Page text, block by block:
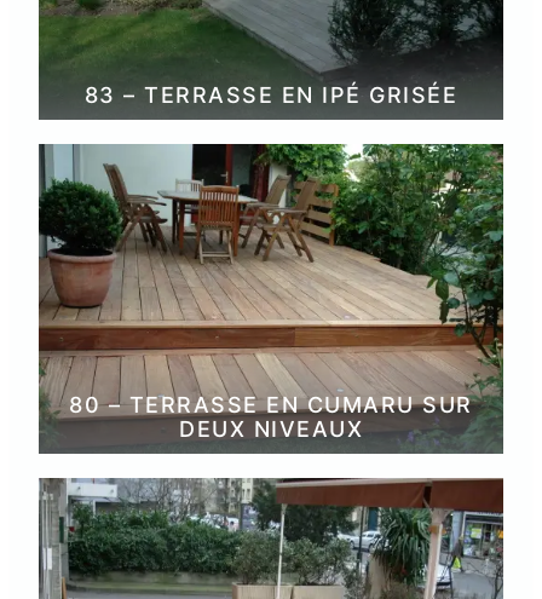
83 – TERRASSE EN IPÉ GRISÉE
80 – TERRASSE EN CUMARU SUR
DEUX NIVEAUX